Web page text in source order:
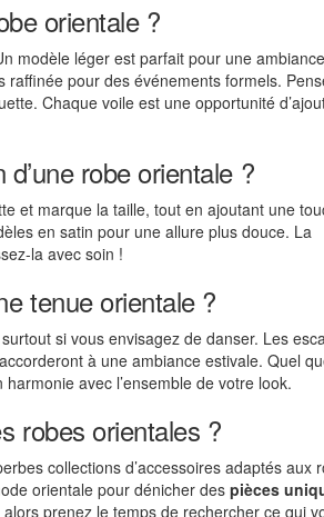
orientale ?
modèle léger est parfait pour une ambiance
raffinée pour des événements formels.
Chaque voile est une opportunité
robe orientale ?
et marque la taille, tout en ajoutant une
en satin pour une allure plus douce. La
la avec soin !
tenue orientale ?
si vous envisagez de danser. Les
à une ambiance estivale. Quel
avec l’ensemble de votre look.
robes orientales ?
collections d’accessoires adaptés aux
orientale pour dénicher des pièces
prenez le temps de rechercher ce qui